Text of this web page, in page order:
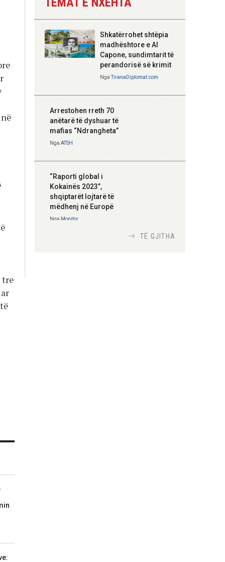
tre
Hoxha takim me
zyrtarë të lartë të
DASH: Angazhim i
përbashkët për
strategjik
Shkatërrohet shtëpia
madhështore e Al
Capone, sundimtarit të
perandorisë së krimit
NgaTiranaDiplomat.com
Arrestohen rreth 70
anëtarë të dyshuar të
mafias “Ndrangheta”
Nga ATSH
“Raporti global i
Kokainës 2023”,
shqiptarët lojtarë të
mëdhenj në Europë
Nga Monitor
TË GJITHA